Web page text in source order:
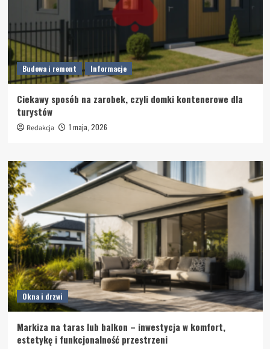
Budowa i remont Informacje
Ciekawy sposób na zarobek, czyli domki kontenerowe dla
turystów
Redakcja 1 maja, 2026
Okna i drzwi
Markiza na taras lub balkon – inwestycja w komfort,
estetykę i funkcjonalność przestrzeni